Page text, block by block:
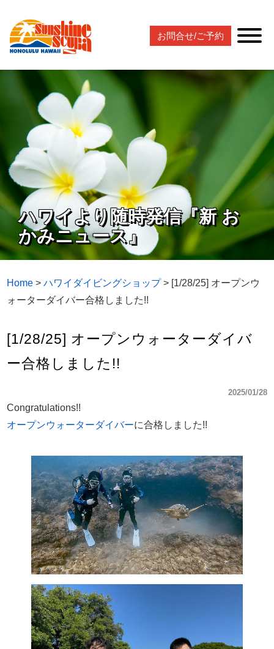
お問合せ/ご予約
ハワイより随時発信『新 お
かみニュース』
Home >ハワイダイビングショップ> [1/28/25] オープンウ
ォーターダイバー合格しました!!
[1/28/25] オープンウォーターダイバ
ー合格しました!!
2025/01/28
Congratulations!!
オープンウォーターダイバーに合格しました!!